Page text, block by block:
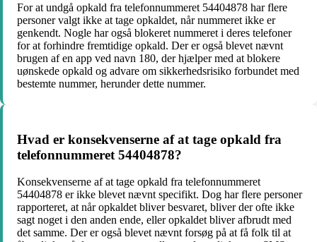
For at undgå opkald fra telefonnummeret 54404878 har flere
personer valgt ikke at tage opkaldet, når nummeret ikke er
genkendt. Nogle har også blokeret nummeret i deres telefoner
for at forhindre fremtidige opkald. Der er også blevet nævnt
brugen af en app ved navn 180, der hjælper med at blokere
uønskede opkald og advare om sikkerhedsrisiko forbundet med
bestemte nummer, herunder dette nummer.
Hvad er konsekvenserne af at tage opkald fra
telefonnummeret 54404878?
Konsekvenserne af at tage opkald fra telefonnummeret
54404878 er ikke blevet nævnt specifikt. Dog har flere personer
rapporteret, at når opkaldet bliver besvaret, bliver der ofte ikke
sagt noget i den anden ende, eller opkaldet bliver afbrudt med
det samme. Der er også blevet nævnt forsøg på at få folk til at